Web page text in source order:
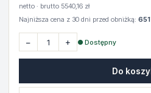
netto · brutto 5540,16 zł
Najniższa cena z 30 dni przed obniżką:
− + ● Dostępny
Do